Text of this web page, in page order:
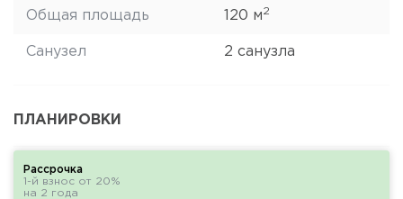
Общая площадь 120 м2
Санузел 2 санузла
ПЛАНИРОВКИ
Рассрочка
1-й взнос от 20%
на 2 года